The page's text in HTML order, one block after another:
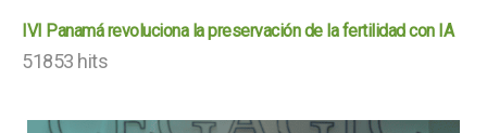
IVI Panamá revoluciona la preservación de la fertilidad con IA
51853 hits